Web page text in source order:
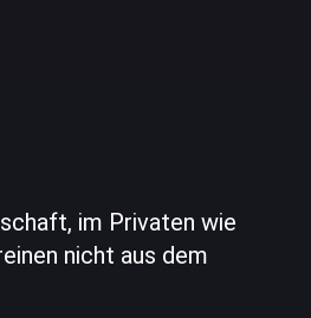
im Privaten wie
nicht aus dem